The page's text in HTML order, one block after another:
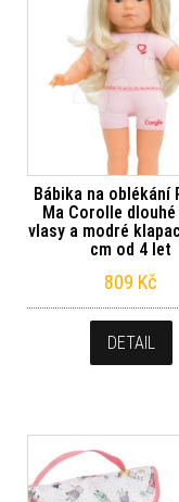
Bábika na oblékání
Ma Corolle
vlasy a modré
cm od 4 let
809 Kč
DETAIL